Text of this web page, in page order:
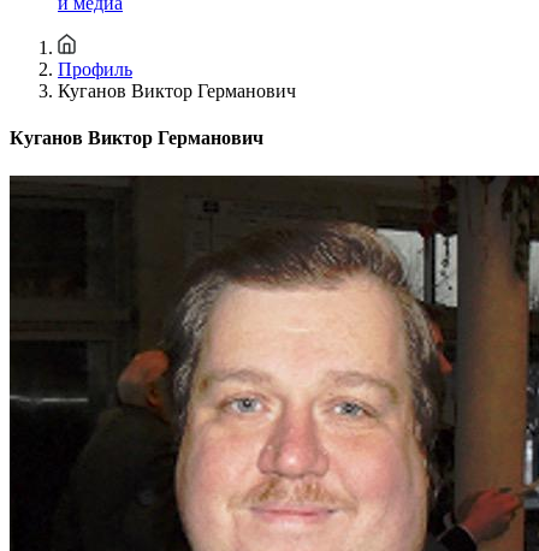
Профиль
Куганов Виктор Германович
Куганов Виктор Германович